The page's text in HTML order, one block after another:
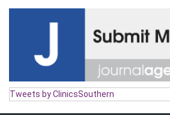
Tweets by ClinicsSouthern